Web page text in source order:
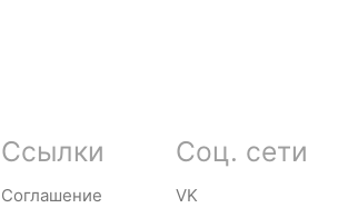
Ссылки
Соглашение
Соц. сети
VK